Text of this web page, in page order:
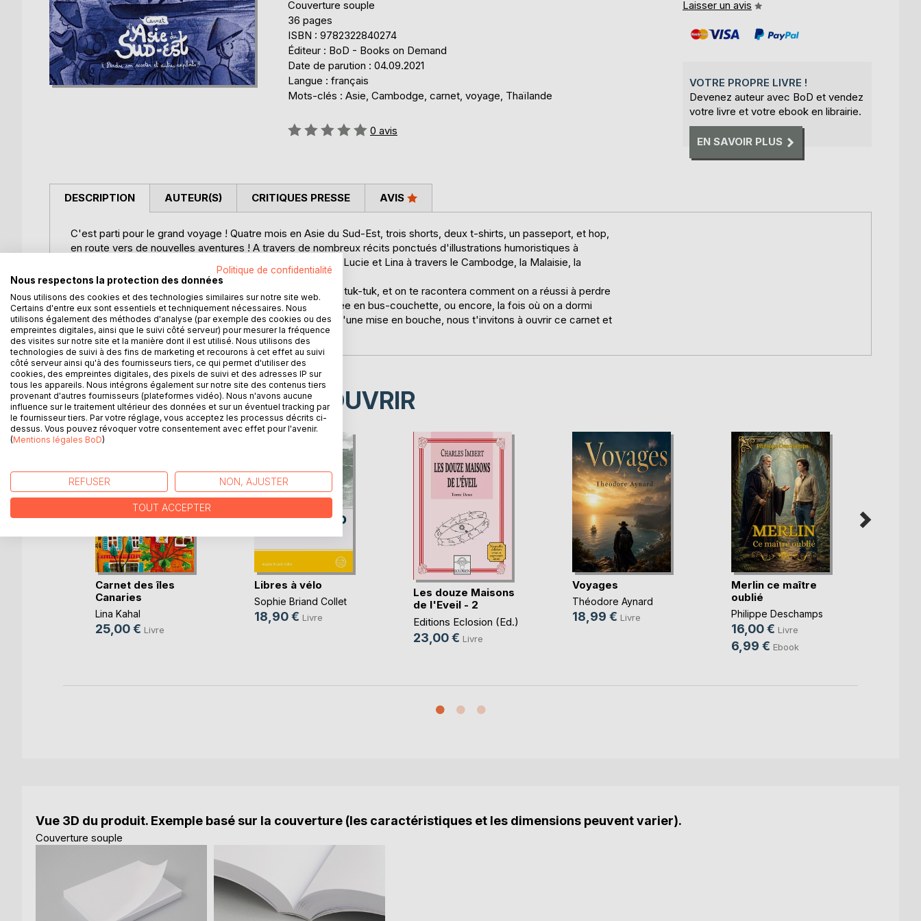
Couverture souple
36 pages
ISBN : 9782322840274
Éditeur : BoD - Books on Demand
Date de parution : 04.09.2021
Langue : français
Mots-clés : Asie, Cambodge, carnet, voyage, Thaïlande
Évaluation:
0 avis
Laisser un avis
VOTRE PROPRE LIVRE !
Devenez auteur avec BoD et vendez
votre livre et votre ebook en librairie.
EN SAVOIR PLUS
DESCRIPTION
C'est parti pour le grand voyage ! Quatre mois en Asie du Sud-Est, trois shorts, deux t-shirts, un passeport, et hop,
en route vers de nouvelles aventures ! A travers de nombreux récits ponctués d'illustrations humoristiques à
l'aquarelle, ce carnet de voyage retrace les péripéties de Lucie et Lina à travers le Cambodge, la Malaisie, la
Thaïlande et le nord du Vietnam.
"Allez, viens, on te fait une place à côté de nous sur notre tuk-tuk, et on te racontera comment on a réussi à perdre
un scooter sur l'île de Cat Ba, passé une nuit mouvementée en bus-couchette, ou encore, la fois où on a dormi
avec des rats en auberge de jeunesse. Tout cela n'est qu'une mise en bouche, nous t'invitons à ouvrir ce carnet et
à nous accompagner dans ce magnifique voyage !"
AUTEUR(S) CRITIQUES PRESSE AVIS
D’AUTRES TITRES À DÉCOUVRIR
Carnet des îles
Canaries
Lina Kahal
25,00 € Livre
Libres à vélo
Sophie Briand Collet
18,90 € Livre
Les douze Maisons
de l'Eveil - 2
Editions Eclosion (Ed.)
23,00 € Livre
Voyages
Théodore Aynard
18,99 € Livre
Merlin ce maître
oublié
Philippe Deschamps
16,00 € Livre
6,99 € Ebook
Vue 3D du produit. Exemple basé sur la couverture (les caractéristiques et les dimensions peuvent varier).
Couverture souple
Politique de confidentialité
Nous respectons la protection des données
Nous utilisons des cookies et des technologies similaires sur notre site web.
Certains d'entre eux sont essentiels et techniquement nécessaires. Nous
utilisons également des méthodes d'analyse (par exemple des cookies ou des
empreintes digitales, ainsi que le suivi côté serveur) pour mesurer la fréquence
des visites sur notre site et la manière dont il est utilisé. Nous utilisons des
technologies de suivi à des fins de marketing et recourons à cet effet au suivi
côté serveur ainsi qu'à des fournisseurs tiers, ce qui permet d'utiliser des
cookies, des empreintes digitales, des pixels de suivi et des adresses IP sur
tous les appareils. Nous intégrons également sur notre site des contenus tiers
provenant d'autres fournisseurs (plateformes vidéo). Nous n'avons aucune
influence sur le traitement ultérieur des données et sur un éventuel tracking par
le fournisseur tiers. Par votre réglage, vous acceptez les processus décrits ci-
dessus. Vous pouvez révoquer votre consentement avec effet pour l'avenir.
(Mentions légales BoD)
REFUSER NON, AJUSTER
TOUT ACCEPTER